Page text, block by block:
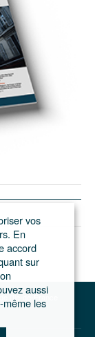
l'Ile-de-France
vos
En
accord
sur
aussi
même les